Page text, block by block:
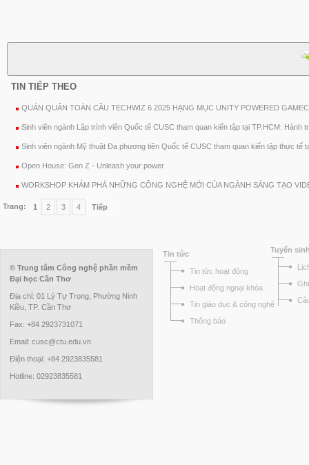
TIN TIẾP THEO
QUÁN QUÂN TOÀN CẦU TECHWIZ 6 2025 HẠNG MỤC UNITY POWERED
Sinh viên ngành Lập trình viên Quốc tế CUSC tham quan kiến tập tại TP.HCM: Hành
Sinh viên ngành Mỹ thuật Đa phương tiện Quốc tế CUSC tham quan kiến tập thực tế
Open House: Gen Z - Unleash your power
WORKSHOP KHÁM PHÁ NHỮNG CÔNG NGHỆ MỚI CỦA NGÀNH SÁNG TẠO
Trang: 1 2 3 4 Tiếp
© Trung tâm Công nghệ phần mềm
Đại học Cần Thơ
Địa chỉ: 01 Lý Tự Trọng, Phường Ninh
Kiều, TP. Cần Thơ
Fax: +84 2923731071
Email: cusc@ctu.edu.vn
Điện thoại: +84 2923835581
Hotline: 02923835581
Tin tức
Tin tức hoạt động
Hoạt động ngoại khóa
Tin giáo dục & công nghệ
Thông báo
Tuyển